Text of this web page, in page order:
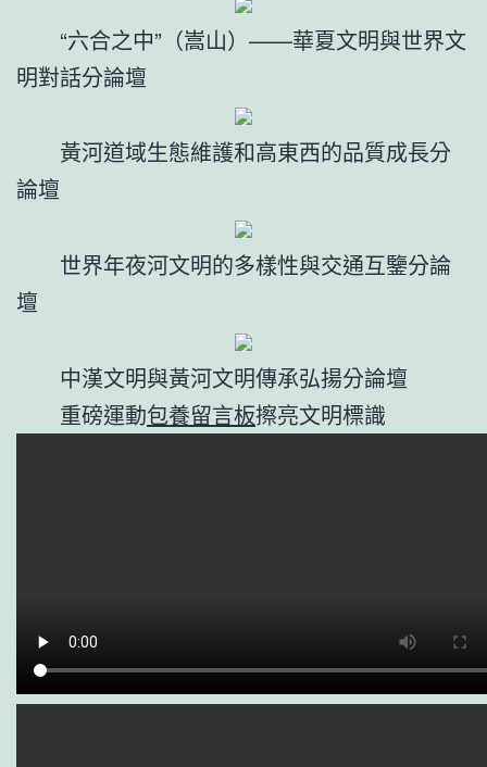
“六合之中”（嵩山）——華夏文明與世界文
明對話分論壇
黃河道域生態維護和高東西的品質成長分
論壇
世界年夜河文明的多樣性與交通互鑒分論
壇
中漢文明與黃河文明傳承弘揚分論壇
重磅運動包養留言板擦亮文明標識